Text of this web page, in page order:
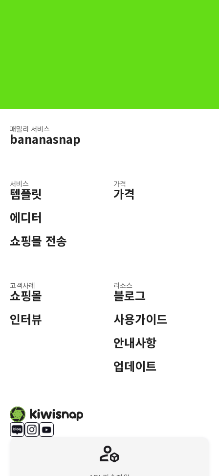
서비스
템플릿
에디터
쇼핑몰 전송
가격
가격
고객사례
쇼핑몰
인터뷰
리소스
블로그
사용가이드
안내사항
업데이트
패밀리 서비스
bananasnap